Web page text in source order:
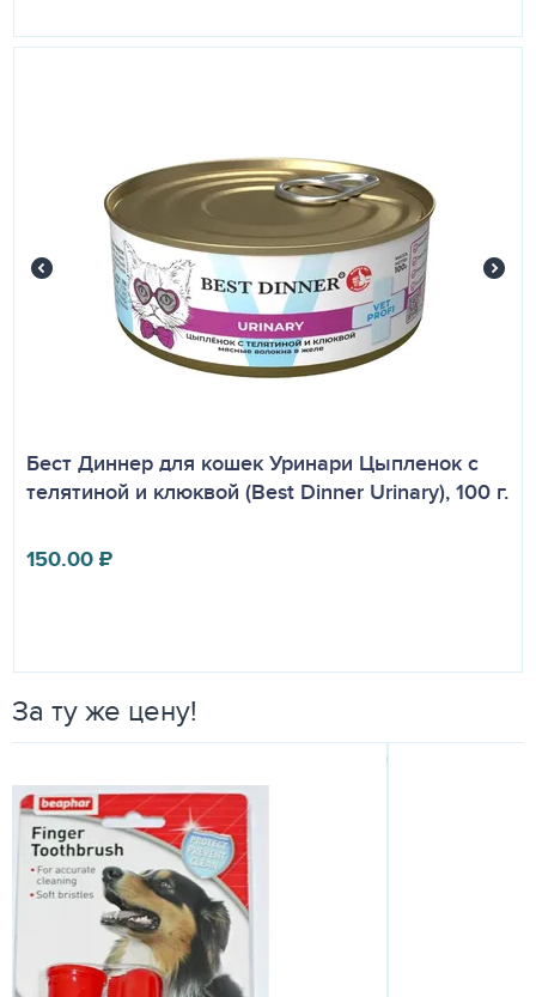
Бест Диннер для кошек Уринари Цыпленок с
телятиной и клюквой (Best Dinner Urinary), 100 г.
150.00₽
За ту же цену!